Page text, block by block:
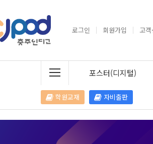
로그인 회원가입 고
포스터(디지털)
학원교재 자비출판